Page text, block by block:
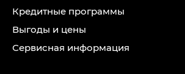
Кредитные программы
Выгоды и цены
Сервисная информация